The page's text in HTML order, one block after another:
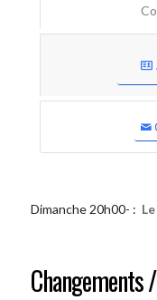
Dimanche 20h00- :